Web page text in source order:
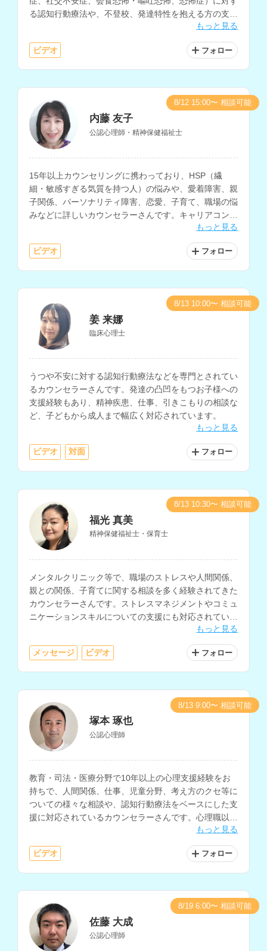
る認知行動療法や、不登校、発達特性を抱える方の支
援、マインドフルネスに関する支援などに対応されてい
ます。
もっと見る
ビデオ フォロー
内藤 友子
公認心理師・精神保健福祉士
15年以上カウンセリングに携わっており、HSP（繊
細・敏感すぎる気質を持つ人）の悩みや、愛着障害、親
子関係、パーソナリティ障害、恋愛、子育て、職場の悩
みなどに詳しいカウンセラーさんです。キャリアコンサ
ルタントの指導者資格もお持ちで、職場における人間関
係の悩みや、キャリアに関する相談をお持ちの方にもお
すすめです。
もっと見る
ビデオ フォロー
8/12 15:00〜 相談可能
姜 来娜
臨床心理士
うつや不安に対する認知行動療法などを専門とされてい
るカウンセラーさんです。発達の凸凹をもつお子様への
支援経験もあり、精神疾患、仕事、引きこもりの相談な
ど、子どもから成人まで幅広く対応されています。
もっと見る
ビデオ 対面 フォロー
8/13 10:00〜 相談可能
福光 真美
精神保健福祉士・保育士
メンタルクリニック等で、職場のストレスや人間関係、
親との関係、子育てに関する相談を多く経験されてきた
カウンセラーさんです。ストレスマネジメントやコミュ
ニケーションスキルについての支援にも対応されていま
もっと見る
メッセージ ビデオ フォロー
8/13 10:30〜 相談可能
塚本 琢也
公認心理師
教育・司法・医療分野で10年以上の心理支援経験をお
持ちで、人間関係、仕事、児童分野、考え方のクセ等に
ついての様々な相談や、認知行動療法をベースにした支
援に対応されているカウンセラーさんです。心理職以外
もっと見る
ビデオ フォロー
8/13 9:00〜 相談可能
佐藤 大成
公認心理師
8/19 6:00〜 相談可能